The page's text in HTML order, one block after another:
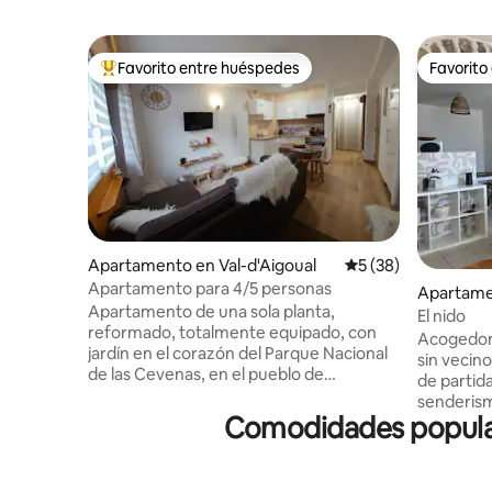
Favorito entre huéspedes preferido
Favorito entre huéspedes
Apartamento en Val-d'Aigoual Calificación
5 (38)
Apartamento para 4/5 personas
Apartamento de una sola planta,
reformado, totalmente equipado, con
jardín en el corazón del Parque Nacional
de las Cevenas, en el pueblo de
apartamento está cerca del pueblo
donde encontrará tiendas de
al
El nido
sin
de
este
aire
Comodidades